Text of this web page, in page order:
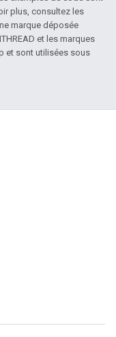
plus, consultez les
marque déposée
et les marques
et sont utilisées sous